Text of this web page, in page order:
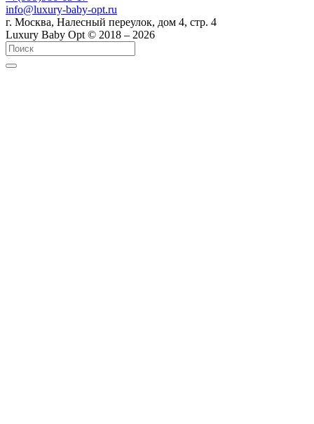
info@luxury-baby-opt.ru
г. Москва, Налесный переулок, дом 4, стр. 4
Luxury Baby Opt © 2018 – 2026